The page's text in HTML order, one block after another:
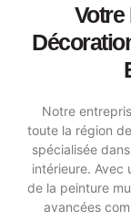
Votre
Notre
toute la région
spécialisée
intérieure. Avec
de la peinture
avancées